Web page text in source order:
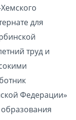
для
труд и
Федерации»